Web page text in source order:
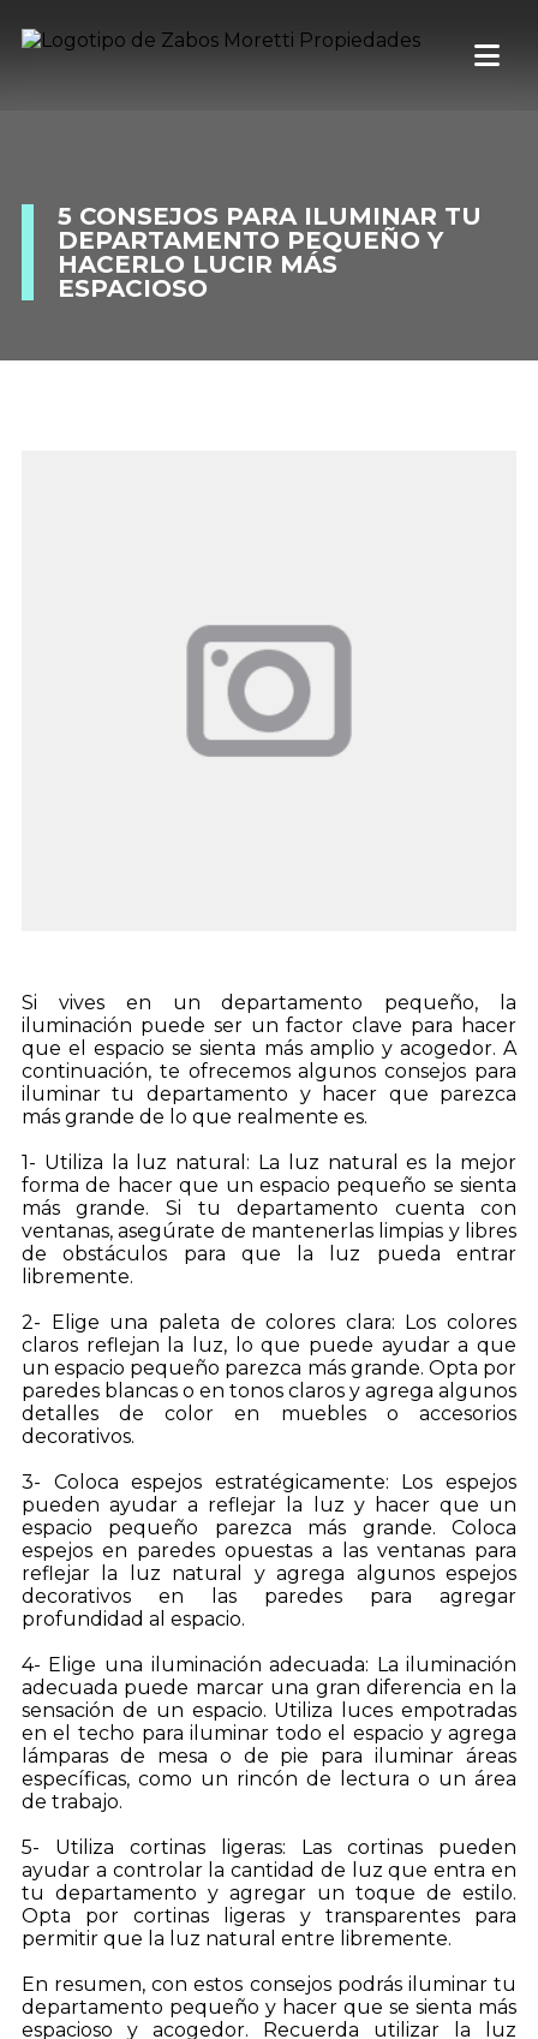
5 CONSEJOS PARA ILUMINAR TU
DEPARTAMENTO PEQUEÑO Y
HACERLO LUCIR MÁS
ESPACIOSO
Si vives en un departamento pequeño, la
iluminación puede ser un factor clave para hacer
que el espacio se sienta más amplio y acogedor. A
continuación, te ofrecemos algunos consejos para
iluminar tu departamento y hacer que parezca
más grande de lo que realmente es.
1- Utiliza la luz natural: La luz natural es la mejor
forma de hacer que un espacio pequeño se sienta
más grande. Si tu departamento cuenta con
ventanas, asegúrate de mantenerlas limpias y libres
de obstáculos para que la luz pueda entrar
libremente.
2- Elige una paleta de colores clara: Los colores
claros reflejan la luz, lo que puede ayudar a que
un espacio pequeño parezca más grande. Opta por
paredes blancas o en tonos claros y agrega algunos
detalles de color en muebles o accesorios
decorativos.
3- Coloca espejos estratégicamente: Los espejos
pueden ayudar a reflejar la luz y hacer que un
espacio pequeño parezca más grande. Coloca
espejos en paredes opuestas a las ventanas para
reflejar la luz natural y agrega algunos espejos
decorativos en las paredes para agregar
profundidad al espacio.
4- Elige una iluminación adecuada: La iluminación
adecuada puede marcar una gran diferencia en la
sensación de un espacio. Utiliza luces empotradas
en el techo para iluminar todo el espacio y agrega
lámparas de mesa o de pie para iluminar áreas
específicas, como un rincón de lectura o un área
de trabajo.
5- Utiliza cortinas ligeras: Las cortinas pueden
ayudar a controlar la cantidad de luz que entra en
tu departamento y agregar un toque de estilo.
Opta por cortinas ligeras y transparentes para
permitir que la luz natural entre libremente.
En resumen, con estos consejos podrás iluminar tu
departamento pequeño y hacer que se sienta más
espacioso y acogedor. Recuerda utilizar la luz